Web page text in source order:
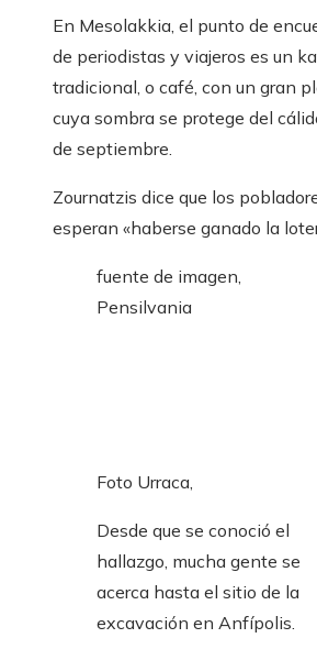
En Mesolakkia, el punto de
de periodistas y viajeros es un
tradicional, o café, con un gran
cuya sombra se protege del
de septiembre.
Zournatzis dice que los
esperan «haberse ganado la
fuente de imagen,
Pensilvania
Foto Urraca,
Desde que se conoció el
hallazgo, mucha gente se
acerca hasta el sitio de la
excavación en Anfípolis.